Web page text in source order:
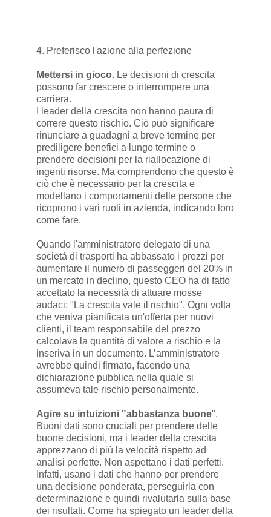
4. Preferisco l'azione alla perfezione
Mettersi in gioco. Le decisioni di crescita
possono far crescere o interrompere una
carriera.
I leader della crescita non hanno paura di
correre questo rischio. Ciò può significare
rinunciare a guadagni a breve termine per
prediligere benefici a lungo termine o
prendere decisioni per la riallocazione di
ingenti risorse. Ma comprendono che questo è
ciò che è necessario per la crescita e
modellano i comportamenti delle persone che
ricoprono i vari ruoli in azienda, indicando loro
come fare.
Quando l'amministratore delegato di una
società di trasporti ha abbassato i prezzi per
aumentare il numero di passeggeri del 20% in
un mercato in declino, questo CEO ha di fatto
accettato la necessità di attuare mosse
audaci: "La crescita vale il rischio". Ogni volta
che veniva pianificata un'offerta per nuovi
clienti, il team responsabile del prezzo
calcolava la quantità di valore a rischio e la
inseriva in un documento. L’amministratore
avrebbe quindi firmato, facendo una
dichiarazione pubblica nella quale si
assumeva tale rischio personalmente.
Agire su intuizioni "abbastanza buone".
Buoni dati sono cruciali per prendere delle
buone decisioni, ma i leader della crescita
apprezzano di più la velocità rispetto ad
analisi perfette. Non aspettano i dati perfetti.
Infatti, usano i dati che hanno per prendere
una decisione ponderata, perseguirla con
determinazione e quindi rivalutarla sulla base
dei risultati. Come ha spiegato un leader della